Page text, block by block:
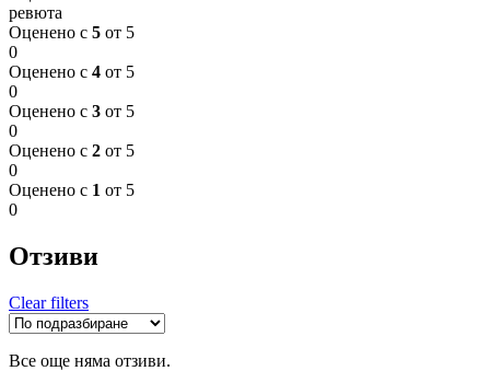
ревюта
Оценено с 5 от 5
0
Оценено с 4 от 5
0
Оценено с 3 от 5
0
Оценено с 2 от 5
0
Оценено с 1 от 5
0
Отзиви
Clear filters
Все още няма отзиви.